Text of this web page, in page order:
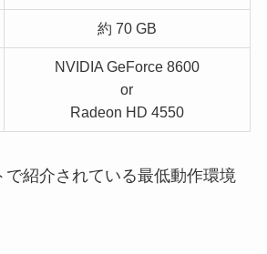
約 70 GB
NVIDIA GeForce 8600
or
Radeon HD 4550
で紹介されている最低動作環境